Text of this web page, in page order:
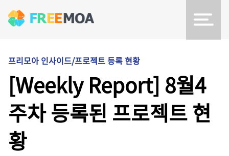
프리모아 인사이드/프로젝트 등록 현황
[Weekly Report] 8월4
주차 등록된 프로젝트 현
황